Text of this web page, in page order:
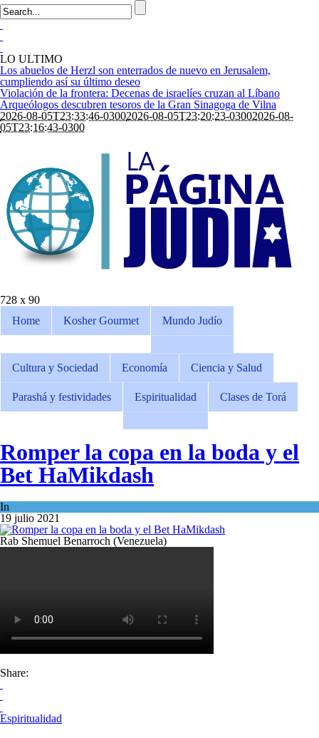
LO ULTIMO
Los abuelos de Herzl son enterrados de nuevo en Jerusalem,
cumpliendo así su último deseo
Violación de la frontera: Decenas de israelíes cruzan al Líbano
Arqueólogos descubren tesoros de la Gran Sinagoga de Vilna
2026-08-05T23:33:46-03002026-08-05T23:20:23-03002026-08-
05T23:16:43-0300
728 x 90
Home
Kosher Gourmet Mundo Judío
Cultura y Sociedad Economía Ciencia y Salud
Parashá y festividades Espiritualidad Clases de Torá
Romper la copa en la boda y el
Bet HaMikdash
In
19 julio 2021
Rab Shemuel Benarroch (Venezuela)
Share:
Espiritualidad